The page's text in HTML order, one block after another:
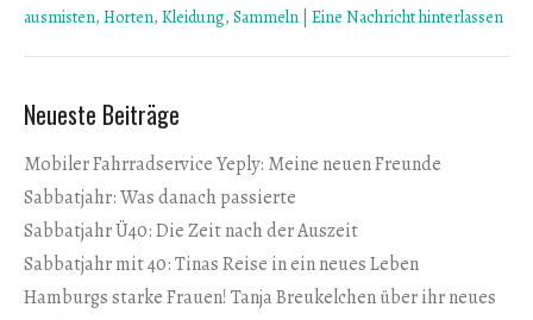
ausmisten, Horten, Kleidung, Sammeln Eine Nachricht hinterlassen
Neueste Beiträge
Mobiler Fahrradservice Yeply: Meine neuen Freunde
Sabbatjahr: Was danach passierte
Sabbatjahr Ü40: Die Zeit nach der Auszeit
Sabbatjahr mit 40: Tinas Reise in ein neues Leben
Hamburgs starke Frauen! Tanja Breukelchen über ihr neues